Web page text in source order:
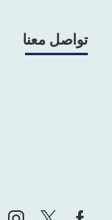
تواصل معنا